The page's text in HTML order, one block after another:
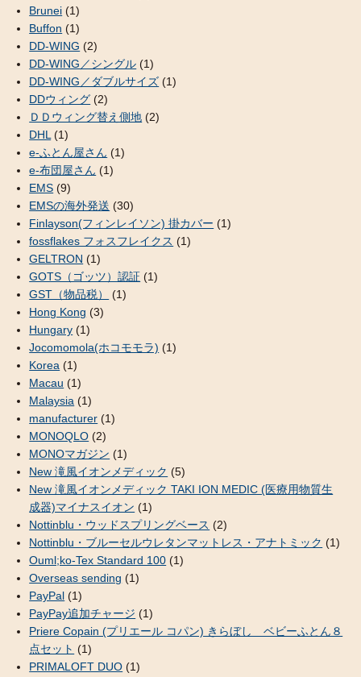
Brunei (1)
Buffon (1)
DD-WING (2)
DD-WING／シングル (1)
DD-WING／ダブルサイズ (1)
DDウィング (2)
ＤＤウィング替え側地 (2)
DHL (1)
e-ふとん屋さん (1)
e-布団屋さん (1)
EMS (9)
EMSの海外発送 (30)
Finlayson(フィンレイソン) 掛カバー (1)
fossflakes フォスフレイクス (1)
GELTRON (1)
GOTS（ゴッツ）認証 (1)
GST（物品税）
(1)
Hong Kong (3)
Hungary (1)
Jocomomola(ホコモモラ) (1)
Korea (1)
Macau (1)
Malaysia (1)
manufacturer (1)
MONOQLO (2)
MONOマガジン (1)
New 滝風イオンメディック (5)
New 滝風イオンメディック TAKI ION MEDIC (医療用物質生
成器)マイナスイオン (1)
Nottinblu・ウッドスプリングベース (2)
Nottinblu・ブルーセルウレタンマットレス・アナトミック (1)
Ouml;ko-Tex Standard 100 (1)
Overseas sending (1)
PayPal (1)
PayPay追加チャージ (1)
Priere Copain (プリエール コパン) きらぼし ベビーふとん８
点セット (1)
PRIMALOFT DUO (1)